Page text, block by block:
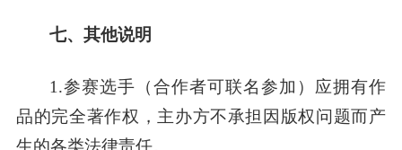
七、其他说明
1.参赛选手（合作者可联名参加）应拥有作
品的完全著作权，主办方不承担因版权问题而产
生的各类法律责任。